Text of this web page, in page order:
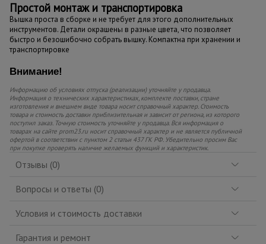
Простой монтаж и транспортировка
Вышка проста в сборке и не требует для этого дополнительных
инструментов. Детали окрашены в разные цвета, что позволяет
быстро и безошибочно собрать вышку. Компактна при хранении и
транспортировке
Внимание!
Информацию об условиях отпуска (реализации) уточняйте у продавца.
Информация о технических характеристиках, комплекте поставки, стране
изготовления и внешнем виде товара носит справочный характер. Стоимость
товара и стоимость доставки приблизительная и зависит от региона, из которого
поступил заказ. Точную стоимость уточняйте у продавца. Вся информация о
товарах на сайте prom23.ru носит справочный характер и не является публичной
офертой в соответствии с пунктом 2 статьи 437 ГК РФ. Убедительно просим Вас
при покупке проверять наличие желаемых функций и характеристик.
Отзывы (0)
Вопросы и ответы (0)
Условия и стоимость доставки
Гарантия и ремонт